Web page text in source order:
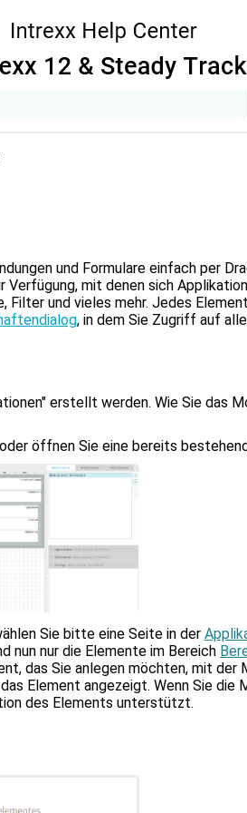
Zu Hauptinhalt springen
und Formulare einfach per
mit denen sich
Filter und vieles mehr. Jedes
, in dem Sie Zugriff auf
erstellt werden. Wie Sie das
öffnen Sie eine bereits
Sie bitte eine Seite in der
nun nur die Elemente im Bereich
das Sie anlegen möchten, mit der
Element angezeigt. Wenn Sie
des Elements unterstützt.